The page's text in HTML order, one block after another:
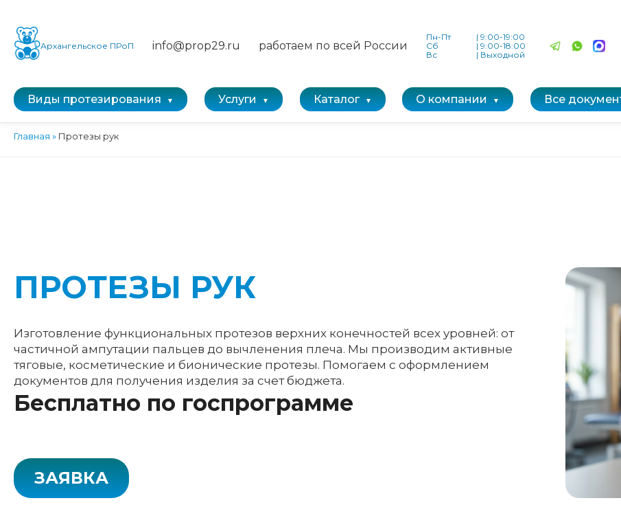
Архангельское ПРоП info@prop29.ru работаем по всей России
Пн-Пт | 9:00-19:00
Сб
| 9:00-18:00
Вс
| Выходной
Виды протезирования Услуги Каталог О компании Все
Главная » Протезы рук
ПРОТЕЗЫ РУК
Изготовление функциональных протезов верхних конечностей всех уровней: от
частичной ампутации пальцев до вычленения плеча. Мы производим активные
тяговые, косметические и бионические протезы. Помогаем с оформлением
документов для получения изделия за счет бюджета.
Бесплатно по госпрограмме
ЗАЯВКА